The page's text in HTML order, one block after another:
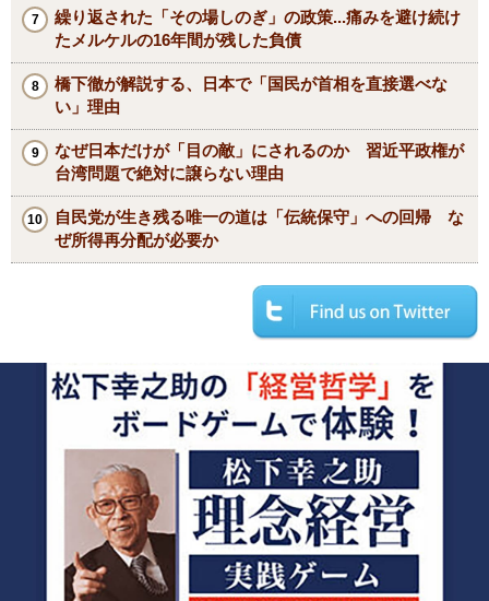
繰り返された「その場しのぎ」の政策...痛みを避け続け
たメルケルの16年間が残した負債
橋下徹が解説する、日本で「国民が首相を直接選べな
い」理由
なぜ日本だけが「目の敵」にされるのか 習近平政権が
台湾問題で絶対に譲らない理由
自民党が生き残る唯一の道は「伝統保守」への回帰 な
ぜ所得再分配が必要か